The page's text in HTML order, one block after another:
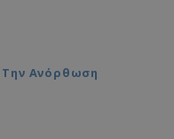
Την Ανόρθωση